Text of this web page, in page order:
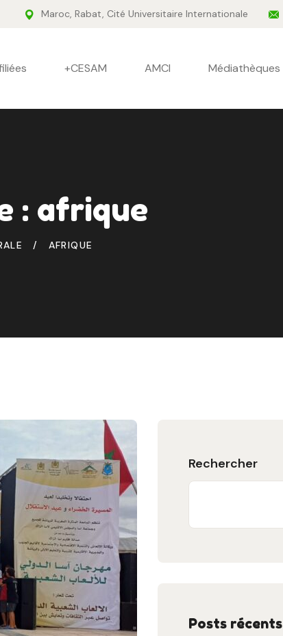
Maroc, Rabat, Cité Universitaire Internationale
+CESAM AMCI Médiathèques
: afrique
AFRIQUE
Rechercher
Posts récents